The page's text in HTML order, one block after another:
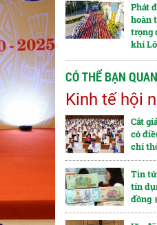
Phát
hoàn
trọng
khí
CÓ THỂ BẠN
Kinh tế hội
Cắt
có
chí
Tin
tín
đồng